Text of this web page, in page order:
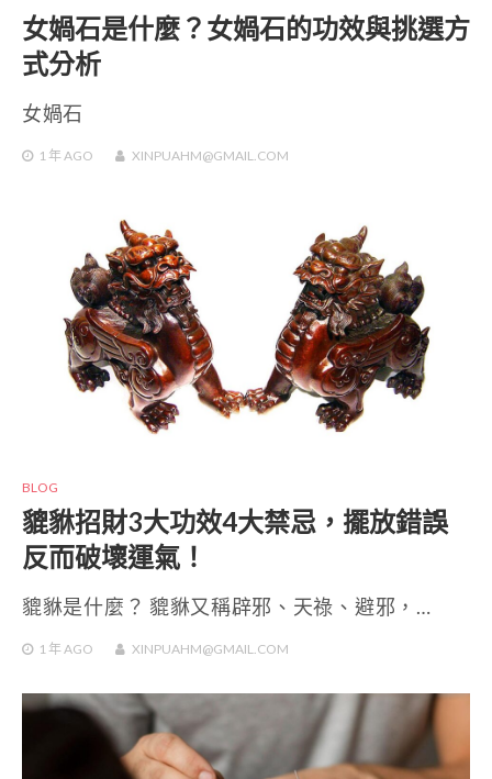
女媧石是什麼？女媧石的功效與挑選方
式分析
女媧石
1 年 AGO XINPUAHM@GMAIL.COM
BLOG
貔貅招財3大功效4大禁忌，擺放錯誤
反而破壞運氣！
貔貅是什麼？ 貔貅又稱辟邪、天祿、避邪，…
1 年 AGO XINPUAHM@GMAIL.COM